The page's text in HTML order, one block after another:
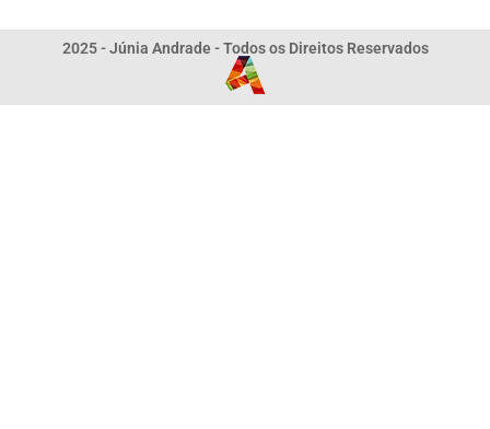
2025 - Júnia Andrade - Todos os Direitos Reservados